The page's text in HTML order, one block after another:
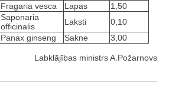
Fragaria vesca Lapas
1,50
Saponaria
officinalis
Laksti
0,10
Panax ginseng Sakne 3,00
Labklājības ministrs A.Požarnovs